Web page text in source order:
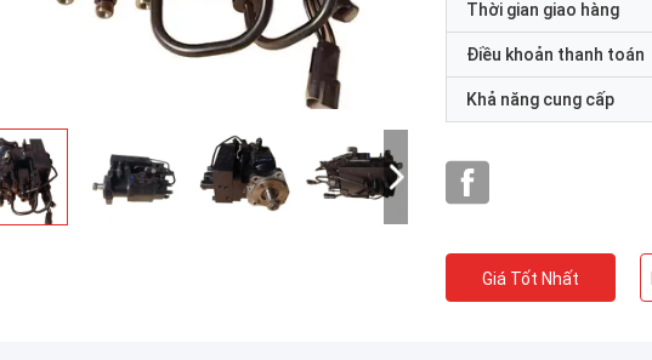
Thời gian giao hàng
Điều khoản thanh toán
Khả năng cung cấp
Giá Tốt Nhất